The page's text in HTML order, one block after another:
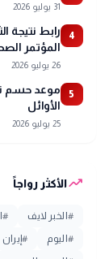
31 يوليو 2026
4
المؤتمر
26 يوليو 2026
5
الأوائل
25 يوليو 2026
trending_upالأكثر رواجاً
# الخبر لايف #
# اليوم # إيران